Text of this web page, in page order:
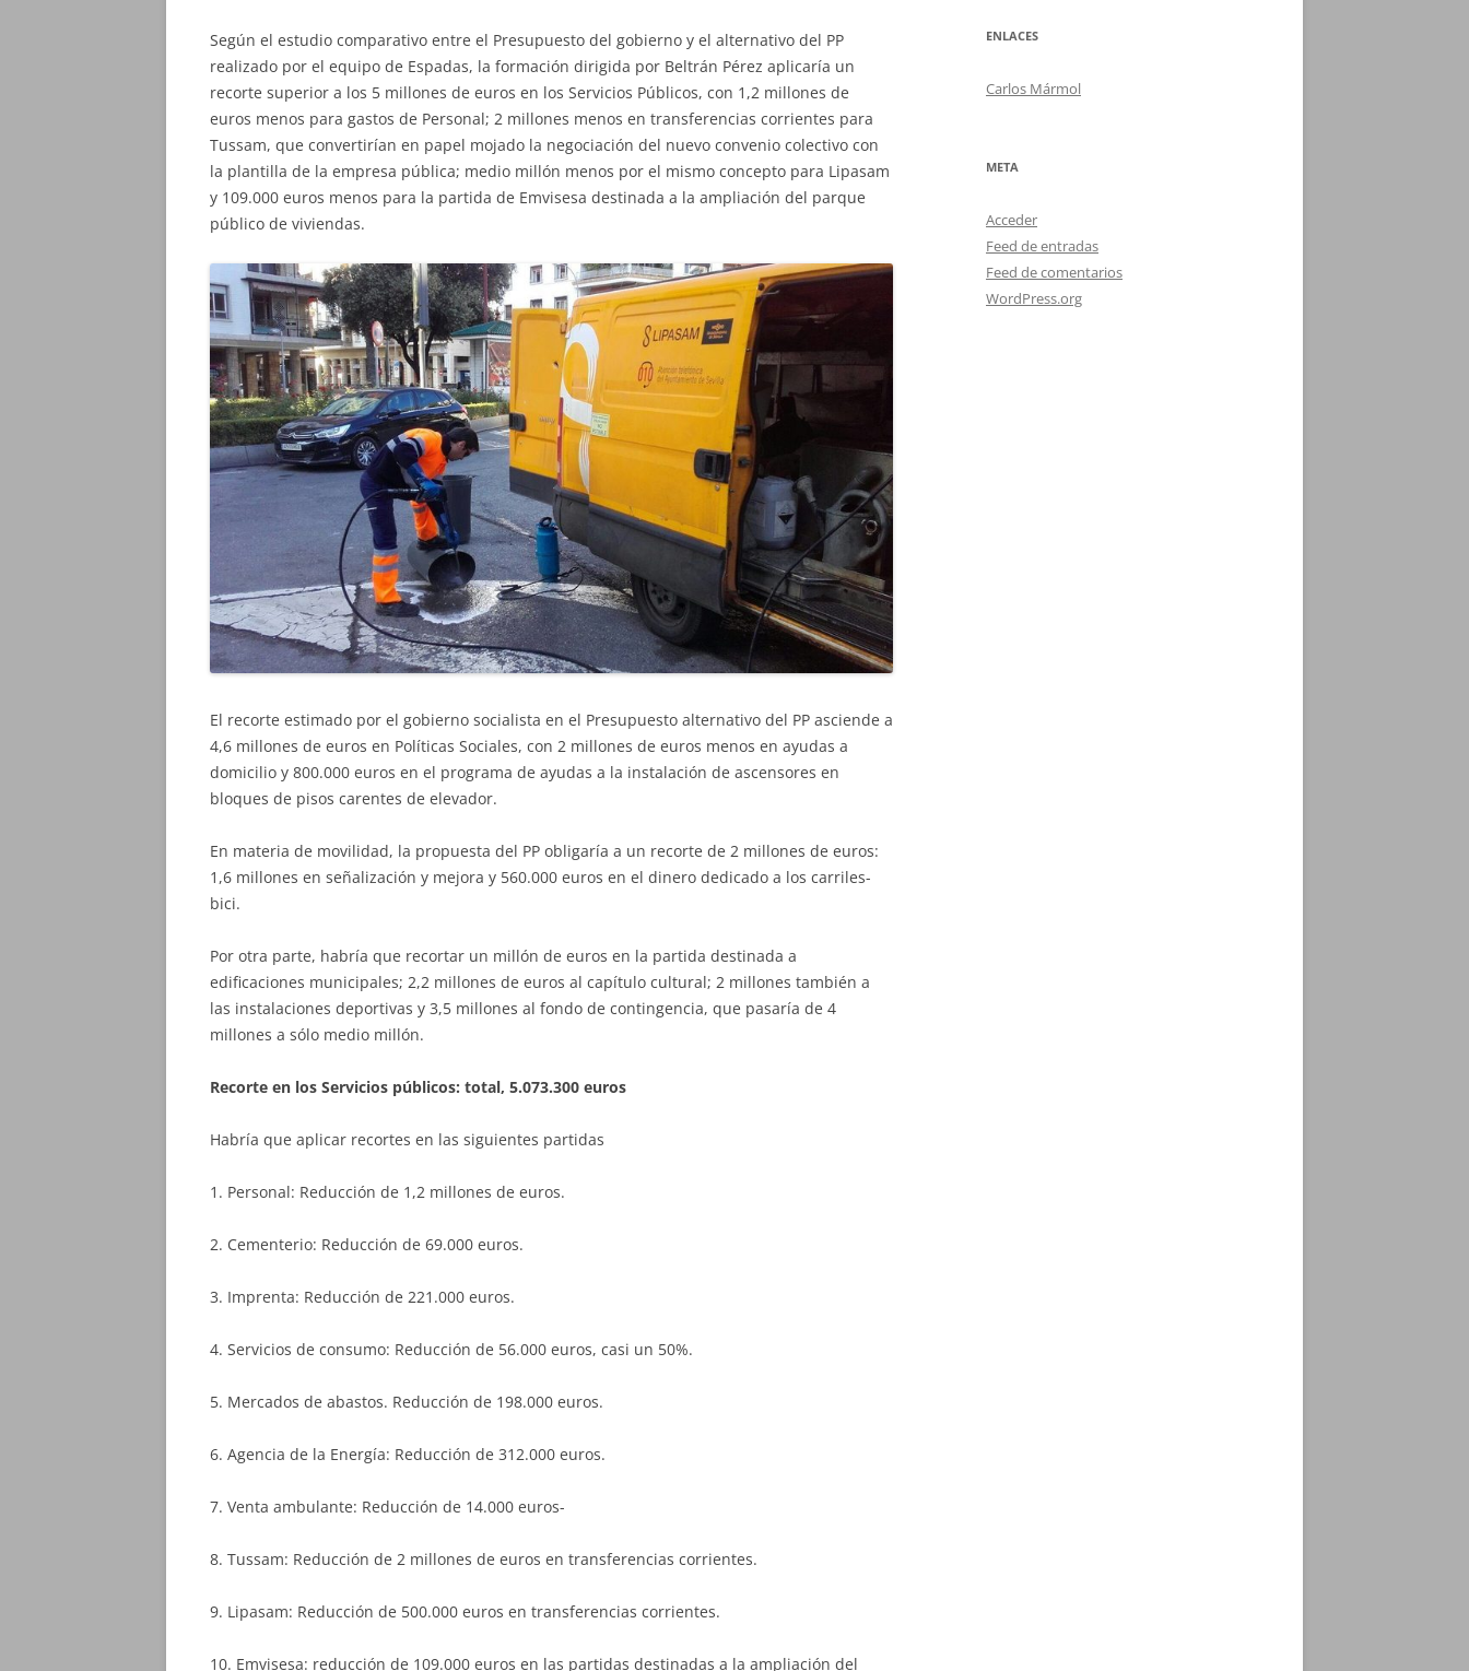
Según el estudio comparativo entre el Presupuesto del gobierno y el alternativo del PP
realizado por el equipo de Espadas, la formación dirigida por Beltrán Pérez aplicaría un
recorte superior a los 5 millones de euros en los Servicios Públicos, con 1,2 millones de
euros menos para gastos de Personal; 2 millones menos en transferencias corrientes para
Tussam, que convertirían en papel mojado la negociación del nuevo convenio colectivo con
la plantilla de la empresa pública; medio millón menos por el mismo concepto para Lipasam
y 109.000 euros menos para la partida de Emvisesa destinada a la ampliación del parque
público de viviendas.
El recorte estimado por el gobierno socialista en el Presupuesto alternativo del PP asciende a
4,6 millones de euros en Políticas Sociales, con 2 millones de euros menos en ayudas a
domicilio y 800.000 euros en el programa de ayudas a la instalación de ascensores en
bloques de pisos carentes de elevador.
En materia de movilidad, la propuesta del PP obligaría a un recorte de 2 millones de euros:
1,6 millones en señalización y mejora y 560.000 euros en el dinero dedicado a los carriles-
bici.
Por otra parte, habría que recortar un millón de euros en la partida destinada a
edificaciones municipales; 2,2 millones de euros al capítulo cultural; 2 millones también a
las instalaciones deportivas y 3,5 millones al fondo de contingencia, que pasaría de 4
millones a sólo medio millón.
Recorte en los Servicios públicos: total, 5.073.300 euros
Habría que aplicar recortes en las siguientes partidas
1. Personal: Reducción de 1,2 millones de euros.
2. Cementerio: Reducción de 69.000 euros.
3. Imprenta: Reducción de 221.000 euros.
4. Servicios de consumo: Reducción de 56.000 euros, casi un 50%.
5. Mercados de abastos. Reducción de 198.000 euros.
6. Agencia de la Energía: Reducción de 312.000 euros.
7. Venta ambulante: Reducción de 14.000 euros-
8. Tussam: Reducción de 2 millones de euros en transferencias corrientes.
9. Lipasam: Reducción de 500.000 euros en transferencias corrientes.
10. Emvisesa: reducción de 109.000 euros en las partidas destinadas a la ampliación del
ENLACES
Carlos Mármol
META
Acceder
Feed de entradas
Feed de comentarios
WordPress.org